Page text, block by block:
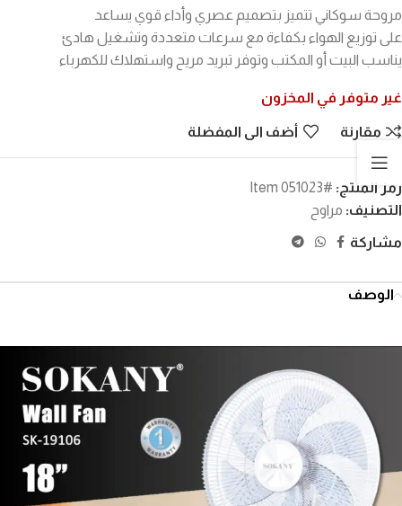
مروحة سوكاني تتميز بتصميم عصري وأداء قوي يساعد
على توزيع الهواء بكفاءة مع سرعات متعددة وتشغيل هادئ
يناسب البيت أو المكتب وتوفر تبريد مريح واستهلاك للكهرباء
غير متوفر في المخزون
مقارنة أضف الى المفضلة
رمز المنتج: #Item 051023
التصنيف: مراوح
مشاركة
الوصف